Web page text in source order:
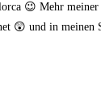
😉 Mehr
😲 und in